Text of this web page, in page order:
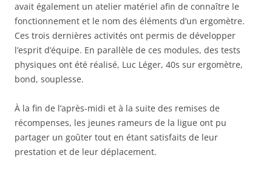
avait également un atelier matériel afin de connaître le
fonctionnement et le nom des éléments d’un ergomètre.
Ces trois dernières activités ont permis de développer
l’esprit d’équipe. En parallèle de ces modules, des tests
physiques ont été réalisé, Luc Léger, 40s sur ergomètre,
bond, souplesse.
À la fin de l’après-midi et à la suite des remises de
récompenses, les jeunes rameurs de la ligue ont pu
partager un goûter tout en étant satisfaits de leur
prestation et de leur déplacement.